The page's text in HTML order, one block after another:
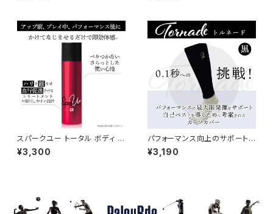
スパークユー トータル ボディ ケ
ア スプレー / SPARK U Total
Body Care Spray アップ前、
¥3,300
パフォーマンス向上のサポート、
自己ベストを導くために考案さ
れたカーフカバー カーフカバー
¥3,190